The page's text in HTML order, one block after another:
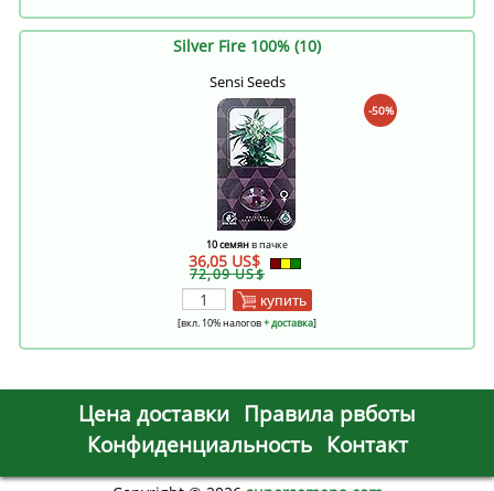
Silver Fire 100% (10)
Sensi Seeds
-50%
10 семянв пачке
36,05 US$
72,09 US$
купить
[вкл. 10% налогов+ доставка]
Цена доставки Правила рвботы
Конфиденциальность Контакт